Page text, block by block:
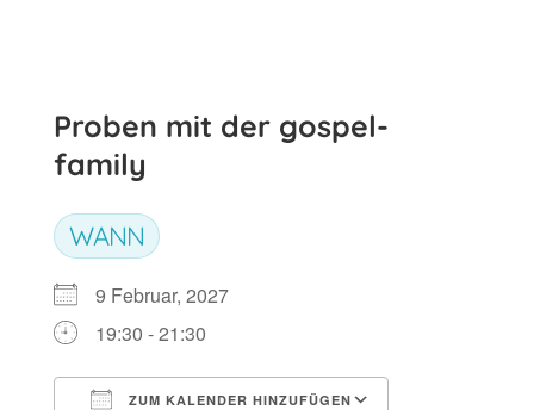
Proben mit der gospel-
family
WANN
9 Februar, 2027
19:30 - 21:30
ZUM KALENDER HINZUFÜGEN